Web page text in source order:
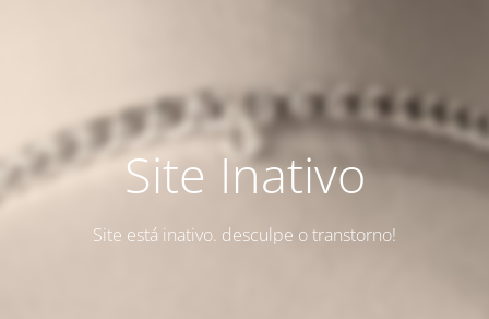
Site Inativo
Site está inativo. desculpe o transtorno!